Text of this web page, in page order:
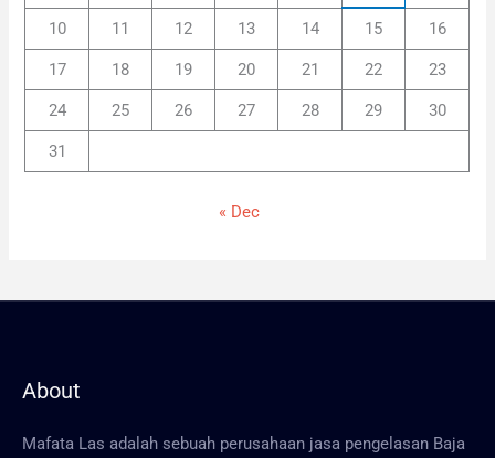
10 11 12 13 14 15 16
17 18 19 20 21 22 23
24 25 26 27 28 29 30
31
« Dec
About
Mafata Las adalah sebuah perusahaan jasa pengelasan Baja